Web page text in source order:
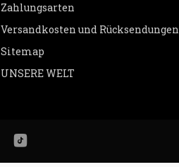
Zahlungsarten
Versandkosten und Rücksendungen
Sitemap
UNSERE WELT